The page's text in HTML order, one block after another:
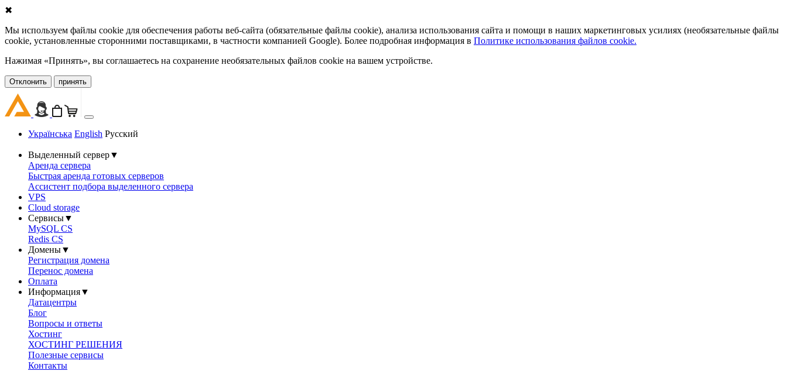
✖
Мы используем файлы cookie для обеспечения работы веб-сайта (обязательные файлы cookie), анализа использования сайта и помощи в наших маркетинговых усилиях (необязательные файлы
cookie, установленные сторонними поставщиками, в частности компанией Google). Более подробная информация в Политике использования файлов cookie.
Нажимая «Принять», вы соглашаетесь на сохранение необязательных файлов cookie на вашем устройстве.
Oтклонить принять
Українська English Русский
Выделенный сервер▼
Аренда сервера
Быстрая аренда готовых серверов
Ассистент подбора выделенного сервера
VPS
Cloud storage
Сервисы▼
MySQL CS
Redis CS
Домены▼
Регистрация домена
Перенос домена
Оплата
Информация▼
Датацентры
Блог
Вопросы и ответы
Хостинг
ХОСТИНГ РЕШЕНИЯ
Полезные сервисы
Контакты